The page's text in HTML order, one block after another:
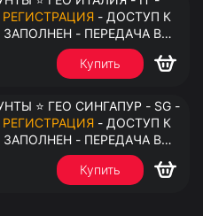
РЕГИСТРАЦИЯ - ДОСТУП К
- ПЕРЕДАЧА В
Купить
⭐ ГЕО СИНГАПУР - SG -
РЕГИСТРАЦИЯ - ДОСТУП К
- ПЕРЕДАЧА В
Купить